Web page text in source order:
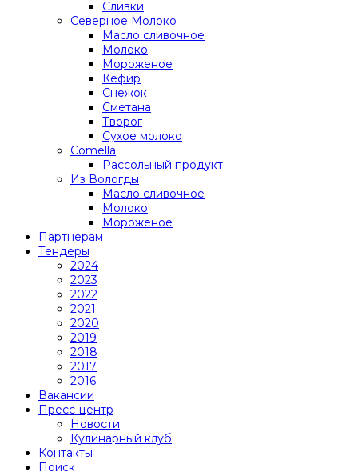
Сливки
Северное Молоко
Масло сливочное
Молоко
Мороженое
Кефир
Снежок
Сметана
Творог
Сухое молоко
Comеlla
Рассольный продукт
Из Вологды
Масло сливочное
Молоко
Мороженое
Партнерам
Тендеры
2024
2023
2022
2021
2020
2019
2018
2017
2016
Вакансии
Пресс-центр
Новости
Кулинарный клуб
Контакты
Поиск